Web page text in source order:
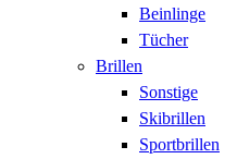
Beinlinge
Tücher
Brillen
Sonstige
Skibrillen
Sportbrillen